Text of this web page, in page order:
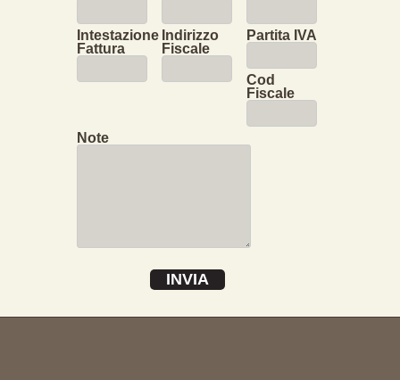
Intestazione
Fattura
Indirizzo
Fiscale
Partita IVA
Cod
Fiscale
Note
INVIA